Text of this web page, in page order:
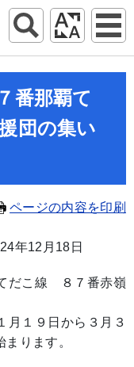
番那覇て
団の集い
ページの内容を印刷
年12月18日
だこ線 ８７番赤嶺
１９日から３月３
ります。